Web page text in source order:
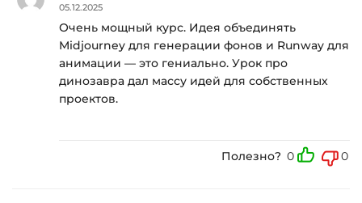
05.12.2025
Очень мощный курс. Идея объединять
Midjourney для генерации фонов и Runway для
анимации — это гениально. Урок про
динозавра дал массу идей для собственных
проектов.
Полезно? 0 0